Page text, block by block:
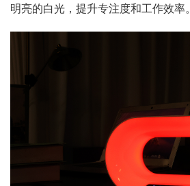
明亮的白光，提升专注度和工作效率。